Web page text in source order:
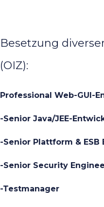
Besetzung
(OIZ):
Professional Web-GUI-
-Senior Java/JEE-
-Senior Plattform & ESB
-Senior Security
-Testmanager